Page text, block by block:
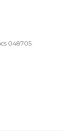
048705